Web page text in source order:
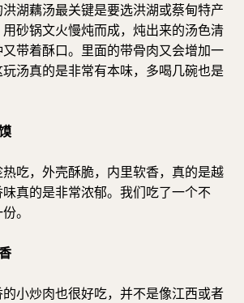
湖藕汤最关键是要选洪湖或蔡甸特产
砂锅文火慢炖而成，炖出来的汤色清
带着酥口。里面的带骨肉又会增加一
汤真的是非常有本味，多喝几碗也是
吃，外壳酥脆，内里软香，真的是越
真的是非常浓郁。我们吃了一个不
。
小炒肉也很好吃，并不是像江西或者